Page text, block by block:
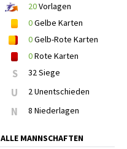
20Vorlagen
0Gelbe Karten
0Gelb-Rote Karten
0Rote Karten
S 32 Siege
U 2 Unentschieden
N 8 Niederlagen
ALLE MANNSCHAFTEN